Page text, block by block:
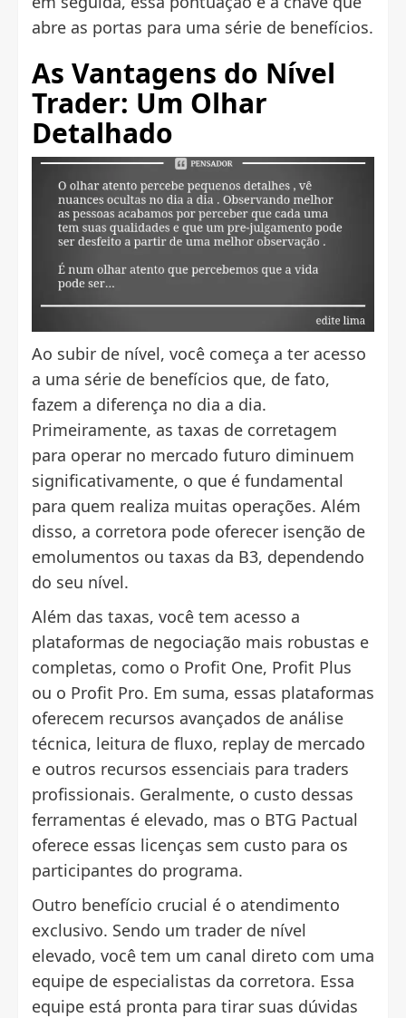
abre as portas para uma série de benefícios.
As Vantagens do Nível
Trader: Um Olhar
Detalhado
Ao subir de nível, você começa a ter acesso
a uma série de benefícios que, de fato,
fazem a diferença no dia a dia.
Primeiramente, as taxas de corretagem
para operar no mercado futuro diminuem
significativamente, o que é fundamental
para quem realiza muitas operações. Além
disso, a corretora pode oferecer isenção de
emolumentos ou taxas da B3, dependendo
do seu nível.
Além das taxas, você tem acesso a
plataformas de negociação mais robustas e
completas, como o Profit One, Profit Plus
ou o Profit Pro. Em suma, essas plataformas
oferecem recursos avançados de análise
técnica, leitura de fluxo, replay de mercado
e outros recursos essenciais para traders
profissionais. Geralmente, o custo dessas
ferramentas é elevado, mas o BTG Pactual
oferece essas licenças sem custo para os
participantes do programa.
Outro benefício crucial é o atendimento
exclusivo. Sendo um trader de nível
elevado, você tem um canal direto com uma
equipe de especialistas da corretora. Essa
equipe está pronta para tirar suas dúvidas